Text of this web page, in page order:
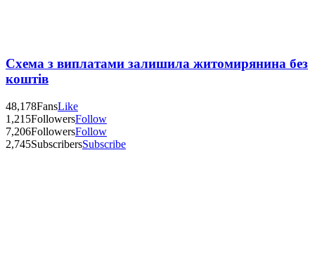
Схема з виплатами залишила житомирянина без
коштів
48,178FansLike
1,215FollowersFollow
7,206FollowersFollow
2,745SubscribersSubscribe